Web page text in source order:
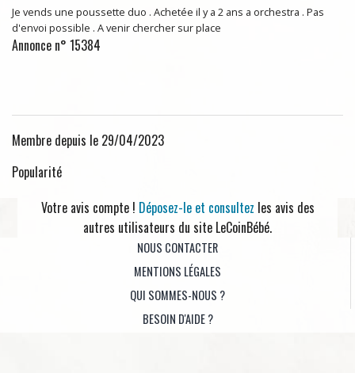
Je vends une poussette duo . Achetée il y a 2 ans a orchestra . Pas
d'envoi possible . A venir chercher sur place
Annonce n° 15384
Membre depuis le 29/04/2023
Popularité
Votre avis compte ! Déposez-le et consultez les avis des
autres utilisateurs du site LeCoinBébé.
NOUS CONTACTER
MENTIONS LÉGALES
QUI SOMMES-NOUS ?
BESOIN D'AIDE ?